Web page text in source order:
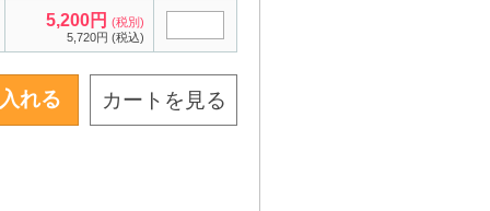
5,200円(税別)
5,720円 (税込)
カートを見る